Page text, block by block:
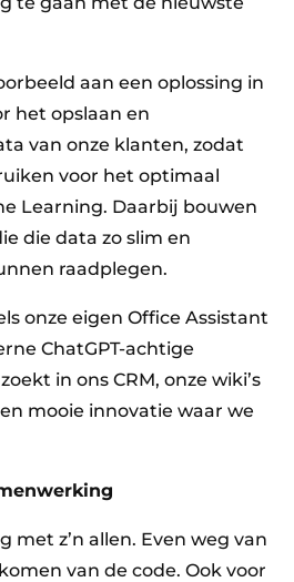
aan een oplossing in
het opslaan en
van onze klanten, zodat
voor het optimaal
Learning. Daarbij bouwen
die data zo slim en
raadplegen.
onze eigen Office Assistant
ChatGPT-achtige
in ons CRM, onze wiki’s
mooie innovatie waar we
met z’n allen. Even weg van
van de code. Ook voor